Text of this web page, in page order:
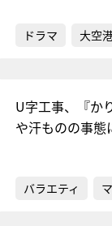
ドラマ 大空
U字工事、『か
や汗ものの事態
バラエティ